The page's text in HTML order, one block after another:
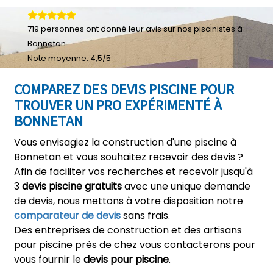
COMPAREZ DES DEVIS PISCINE POUR
TROUVER UN PRO EXPÉRIMENTÉ À
BONNETAN
Vous envisagiez la construction d'une piscine à
Bonnetan et vous souhaitez recevoir des devis ?
Afin de faciliter vos recherches et recevoir jusqu'à
3devis piscine gratuitsavec une unique demande
de devis, nous mettons à votre disposition notre
comparateur de devissans frais.
Des entreprises de construction et des artisans
pour piscine près de chez vous contacterons pour
vous fournir ledevis pour piscine.
719 personnes ont donné leuravis sur nos piscinistes à
Bonnetan
Note moyenne: 4,5/5